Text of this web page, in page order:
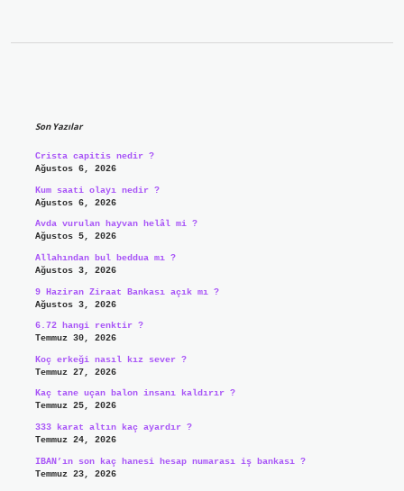
Son Yazılar
Crista capitis nedir ?
Ağustos 6, 2026
Kum saati olayı nedir ?
Ağustos 6, 2026
Avda vurulan hayvan helâl mi ?
Ağustos 5, 2026
Allahından bul beddua mı ?
Ağustos 3, 2026
9 Haziran Ziraat Bankası açık mı ?
Ağustos 3, 2026
6.72 hangi renktir ?
Temmuz 30, 2026
Koç erkeği nasıl kız sever ?
Temmuz 27, 2026
Kaç tane uçan balon insanı kaldırır ?
Temmuz 25, 2026
333 karat altın kaç ayardır ?
Temmuz 24, 2026
IBAN’ın son kaç hanesi hesap numarası iş bankası ?
Temmuz 23, 2026